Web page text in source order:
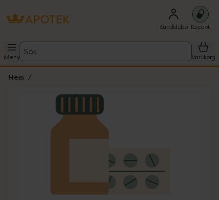
Kundklubb Recept
Meny
Sök
Varukorg
Hem
Lista: . Innehåller 1 objekt.